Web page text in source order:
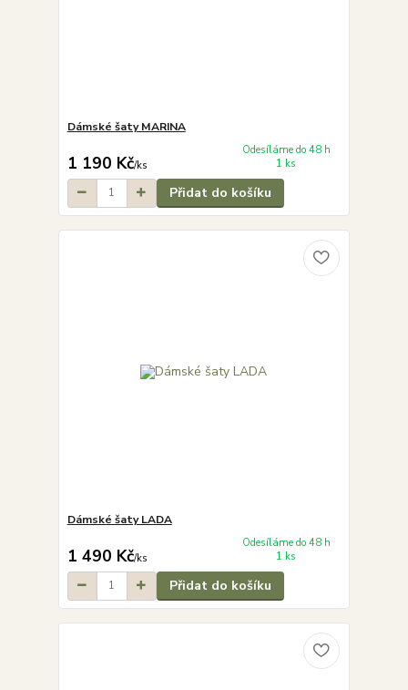
Dámské šaty MARINA
1 190 Kč/ks
Odesíláme do 48 h
1 ks
Přidat do košíku
Dámské šaty LADA
1 490 Kč/ks
Odesíláme do 48 h
1 ks
Přidat do košíku